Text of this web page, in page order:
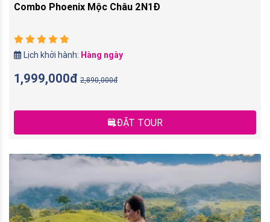
Combo Phoenix Mộc Châu 2N1Đ
Lịch khởi hành: Hàng ngày
1,999,000đ 2,890,000đ
ĐẶT TOUR